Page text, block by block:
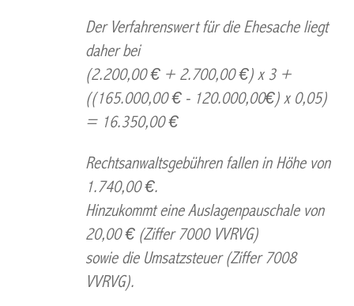
Der Verfahrenswert für die Ehesache liegt
daher bei
(2.200,00 € + 2.700,00 €) x 3 +
((165.000,00 € - 120.000,00€) x 0,05)
= 16.350,00 €
Rechtsanwaltsgebühren fallen in Höhe von
1.740,00 €.
Hinzukommt eine Auslagenpauschale von
20,00 € (Ziffer 7000 VVRVG)
sowie die Umsatzsteuer (Ziffer 7008
VVRVG).